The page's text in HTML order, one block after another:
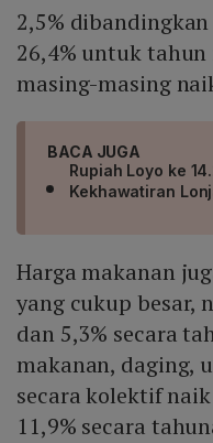
2,5%
26,4% untuk
masing-masing
BACA JUGA
Rupiah Loyo ke
Kekhawatiran
Harga makanan
yang cukup besar,
dan 5,3% secara
makanan, daging,
secara kolektif
11,9% secara